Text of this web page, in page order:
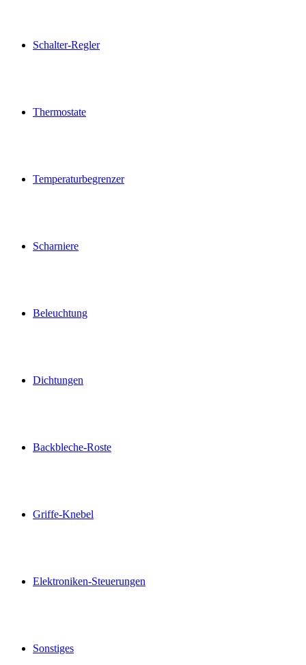
Schalter-Regler
Thermostate
Temperaturbegrenzer
Scharniere
Beleuchtung
Dichtungen
Backbleche-Roste
Griffe-Knebel
Elektroniken-Steuerungen
Sonstiges